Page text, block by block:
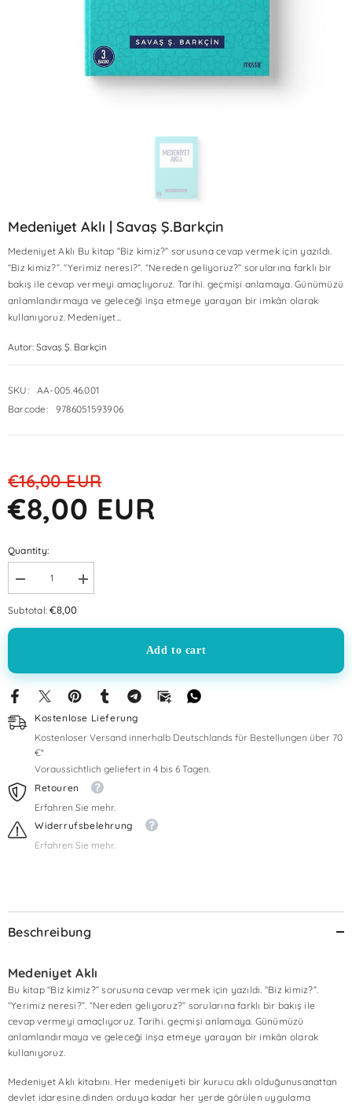
Medeniyet Aklı | Savaş Ş.Barkçin
Medeniyet Aklı Bu kitap “Biz kimiz?” sorusuna cevap vermek için yazıldı.
“Biz kimiz?”. “Yerimiz neresi?”. “Nereden geliyoruz?” sorularına farklı bir
bakış ile cevap vermeyi amaçlıyoruz. Tarihi. geçmişi anlamaya. Günümüzü
anlamlandırmaya ve geleceği inşa etmeye yarayan bir imkân olarak
kullanıyoruz. Medeniyet...
Autor: Savaş Ş. Barkçin
SKU:
AA-005.46.001
Barcode:
9786051593906
€16,00 EUR
€8,00 EUR
Quantity:
Decrease
quantity
for
Aklı
Increase
quantity
Aklı
Subtotal:€8,00
Add to cart
Kostenlose Lieferung
Kostenloser Versand innerhalb Deutschlands für Bestellungen über 70
€*
Voraussichtlich geliefert in 4 bis 6 Tagen.
Retouren
Erfahren Sie mehr.
Widerrufsbelehrung
Erfahren Sie mehr.
Beschreibung
Medeniyet Aklı
Bu kitap “Biz kimiz?” sorusuna cevap vermek için yazıldı. “Biz kimiz?”.
“Yerimiz neresi?”. “Nereden geliyoruz?” sorularına farklı bir bakış ile
cevap vermeyi amaçlıyoruz. Tarihi. geçmişi anlamaya. Günümüzü
anlamlandırmaya ve geleceği inşa etmeye yarayan bir imkân olarak
kullanıyoruz.
Medeniyet Aklı kitabını. Her medeniyeti bir kurucu aklı olduğunusanattan
devlet idaresine.dinden orduya kadar her yerde görülen uygulama
Sale Sale Sale Sale Sale